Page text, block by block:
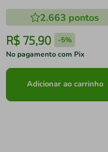
2.663 pontos
R$ 75,90 -5%
No pagamento com Pix
Adicionar ao carrinho